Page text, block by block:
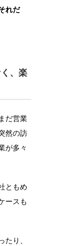
れだ
、楽
だ営業
然の訪
が多々
ともめ
ースも
り、